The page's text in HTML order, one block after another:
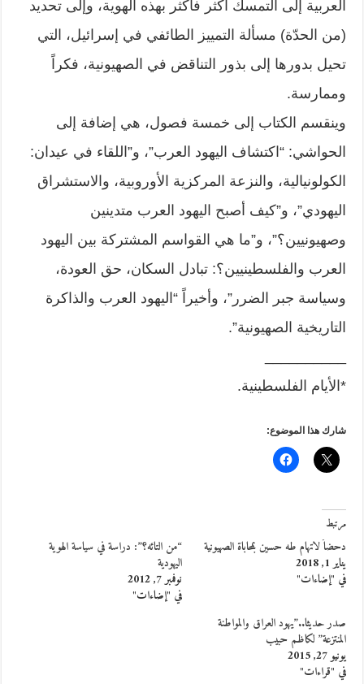
العربية إلى التمسك أكثر فأكثر بهذه الهوية، وإلى تحديد
(من الحدّة) مسألة التمييز الطائفي في إسرائيل، التي
تحيل بدورها إلى بذور التناقض في الصهيونية، فكراً
وممارسة.
وينقسم الكتاب إلى خمسة فصول، هي إضافة إلى
الحواشي: “اكتشاف اليهود العرب”، و”اللقاء في عيدان:
الكولونيالية، والنزعة المركزية الأوروبية، والاستشراق
اليهودي”، و”كيف أصبح اليهود العرب متدينين
وصهيونيين؟”، و”ما هي القواسم المشتركة بين اليهود
العرب والفلسطينيين؟: تبادل السكان، حق العودة،
وسياسة جبر الضرر”، وأخيراً “اليهود العرب والذاكرة
التاريخية الصهيونية”.
*الأيام الفلسطينية.
شارك هذا الموضوع:
مرتبط
دحضاً لاتهام طه حسين بمحاباة الصهيونية
يناير 1, 2018
في "إضاءات"
“من التائه؟”: دراسة في سياسة الهوية
اليهودية
نوفمبر 7, 2012
في "إضاءات"
صدر حديثا..”يهود العراق والمواطنة
المنتزعة” لكاظم حبيب
يونيو 27, 2015
في "قراءات"